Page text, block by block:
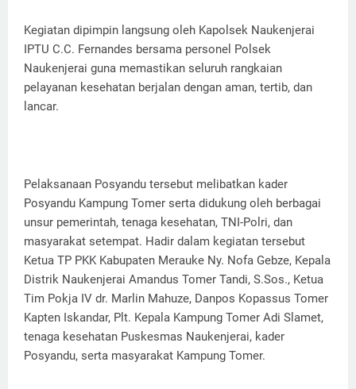
Kegiatan dipimpin langsung oleh Kapolsek Naukenjerai
IPTU C.C. Fernandes bersama personel Polsek
Naukenjerai guna memastikan seluruh rangkaian
pelayanan kesehatan berjalan dengan aman, tertib, dan
lancar.
Pelaksanaan Posyandu tersebut melibatkan kader
Posyandu Kampung Tomer serta didukung oleh berbagai
unsur pemerintah, tenaga kesehatan, TNI-Polri, dan
masyarakat setempat. Hadir dalam kegiatan tersebut
Ketua TP PKK Kabupaten Merauke Ny. Nofa Gebze, Kepala
Distrik Naukenjerai Amandus Tomer Tandi, S.Sos., Ketua
Tim Pokja IV dr. Marlin Mahuze, Danpos Kopassus Tomer
Kapten Iskandar, Plt. Kepala Kampung Tomer Adi Slamet,
tenaga kesehatan Puskesmas Naukenjerai, kader
Posyandu, serta masyarakat Kampung Tomer.